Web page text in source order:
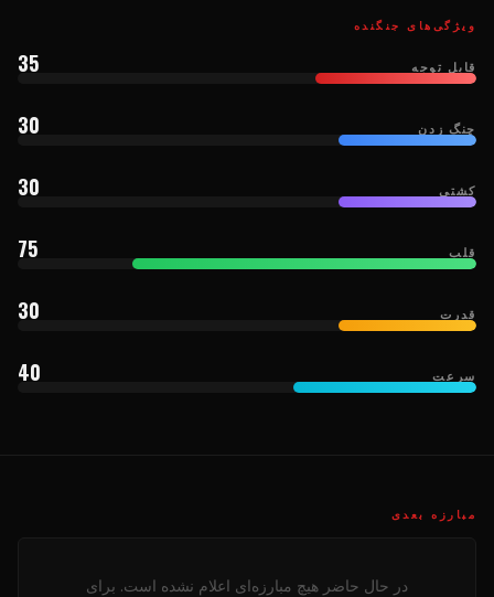
ویژگی‌های جنگنده
قابل توجه 35
چنگ زدن 30
کشتی 30
قلب 75
قدرت 30
سرعت 40
مبارزه بعدی
در حال حاضر هیچ مبارزه‌ای اعلام نشده است. برای